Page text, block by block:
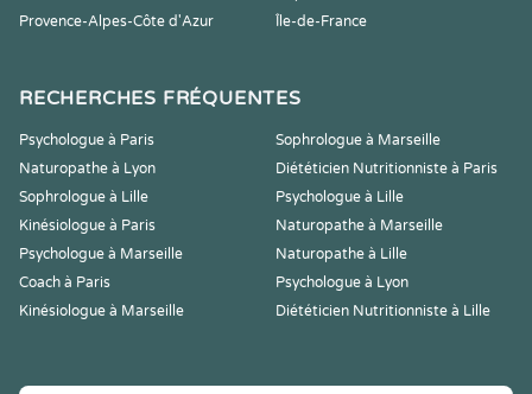
Provence-Alpes-Côte d'Azur
Île-de-France
RECHERCHES FRÉQUENTES
Psychologue à Paris
Sophrologue à Marseille
Naturopathe à Lyon
Diététicien Nutritionniste à Paris
Sophrologue à Lille
Psychologue à Lille
Kinésiologue à Paris
Naturopathe à Marseille
Psychologue à Marseille
Naturopathe à Lille
Coach à Paris
Psychologue à Lyon
Kinésiologue à Marseille
Diététicien Nutritionniste à Lille